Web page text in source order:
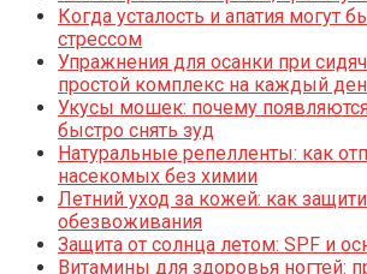
Когда усталость и апатия могут
стрессом
Упражнения для осанки при
простой комплекс на каждый
Укусы мошек: почему
быстро снять зуд
Натуральные репелленты: как
насекомых без химии
Летний уход за кожей: как
обезвоживания
Защита от солнца летом: SPF и
Витамины для здоровья ногтей: